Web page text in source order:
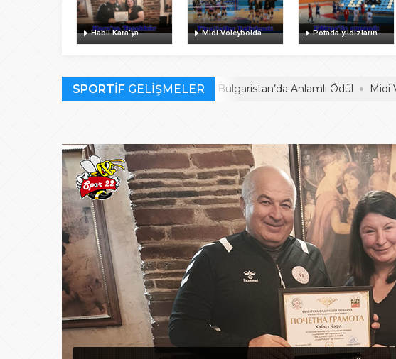
Habil Kara’ya
Anlamlı Ödül
Midi Voleybolda Potada yıldızların
SPORTİF GELİŞMELER
Habil Kara’ya Bulgaristan’da Anlamlı Ödül Midi